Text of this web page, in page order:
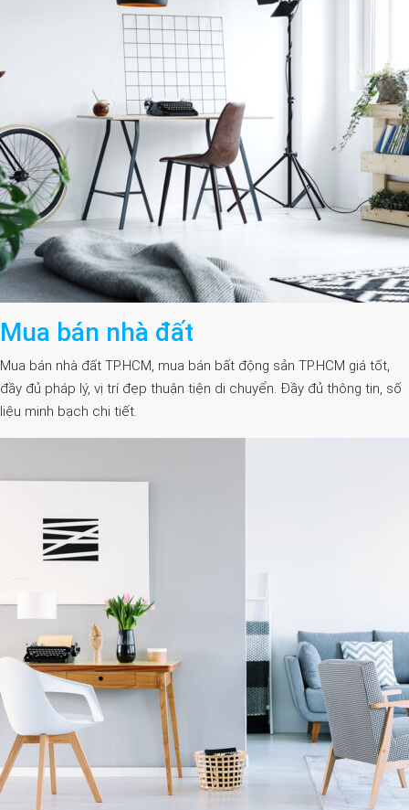
Mua bán nhà đất
Mua bán nhà đất TP.HCM, mua bán bất động sản TP.HCM giá tốt,
đầy đủ pháp lý, vị trí đẹp thuận tiện di chuyển. Đầy đủ thông tin, số
liệu minh bạch chi tiết.